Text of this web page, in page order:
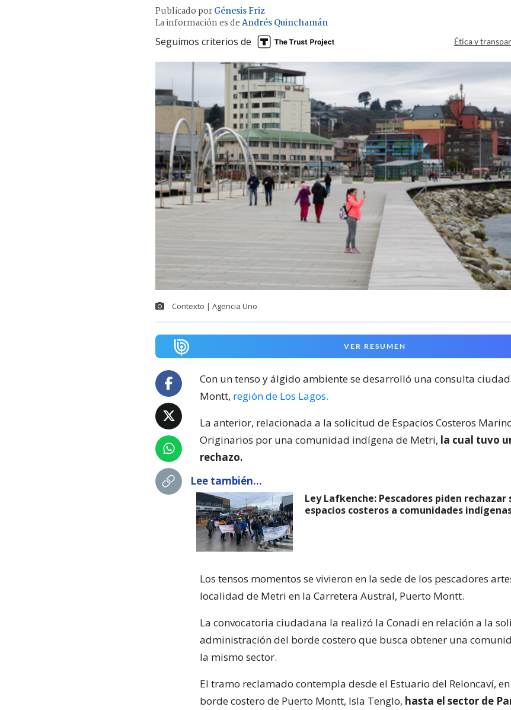
Publicado porGénesis Friz
La información es deAndrés Quinchamán
Seguimos criterios de Ética y
Contexto | Agencia Uno
VER RESUMEN
Con un tenso y álgido ambiente se desarrolló una consulta
Montt, región de Los Lagos.
La anterior, relacionada a la solicitud de Espacios Costeros
Originarios por una comunidad indígena de Metri, la cual tuvo
rechazo.
Lee también...
Ley Lafkenche: Pescadores piden rechazar
espacios costeros a comunidades
Los tensos momentos se vivieron en la sede de los pescadores
localidad de Metri en la Carretera Austral, Puerto Montt.
La convocatoria ciudadana la realizó la Conadi en relación a la
administración del borde costero que busca obtener una
la mismo sector.
El tramo reclamado contempla desde el Estuario del Reloncaví, en
borde costero de Puerto Montt, Isla Tenglo, hasta el sector de